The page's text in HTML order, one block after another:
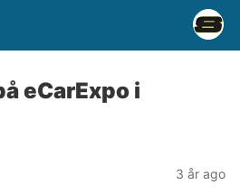
eCarExpo i
3 år ago